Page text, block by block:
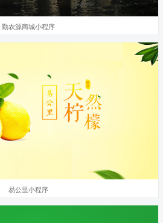
勤农源商城小程序
易公里小程序